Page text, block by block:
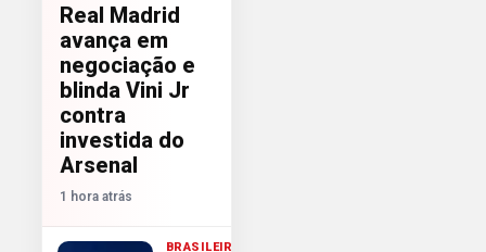
Real Madrid
avança em
negociação e
blinda Vini Jr
contra
investida do
Arsenal
1 hora atrás
BRASILEIRÃO